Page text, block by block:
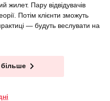
жилет. Пару відвідувачів
Потім клієнти зможуть
— будуть веслувати на
більше